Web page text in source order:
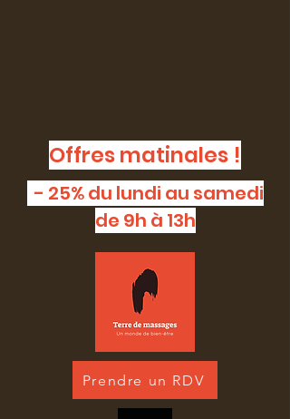
Offres matinales !
- 25% du lundi au samedi
de 9h à 13h
Prendre un RDV